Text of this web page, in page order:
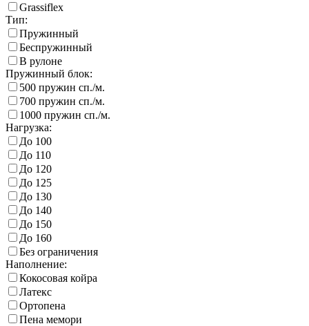
Grassiflex
Тип:
Пружинный
Беспружинный
В рулоне
Пружинный блок:
500 пружин сп./м.
700 пружин сп./м.
1000 пружин сп./м.
Нагрузка:
До 100
До 110
До 120
До 125
До 130
До 140
До 150
До 160
Без ограничения
Наполнение:
Кокосовая койра
Латекс
Ортопена
Пена мемори